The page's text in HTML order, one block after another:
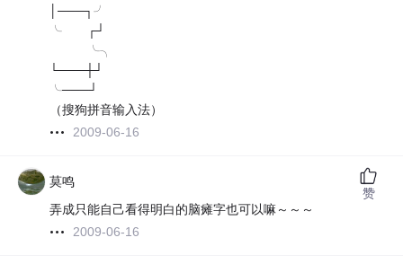
│───┐╯
╰ ┌┘
╰╮
└───┼┘
╰───┘
（搜狗拼音输入法）
2009-06-16
莫鸣
弄成只能自己看得明白的脑瘫字也可以嘛～～～
2009-06-16
赞